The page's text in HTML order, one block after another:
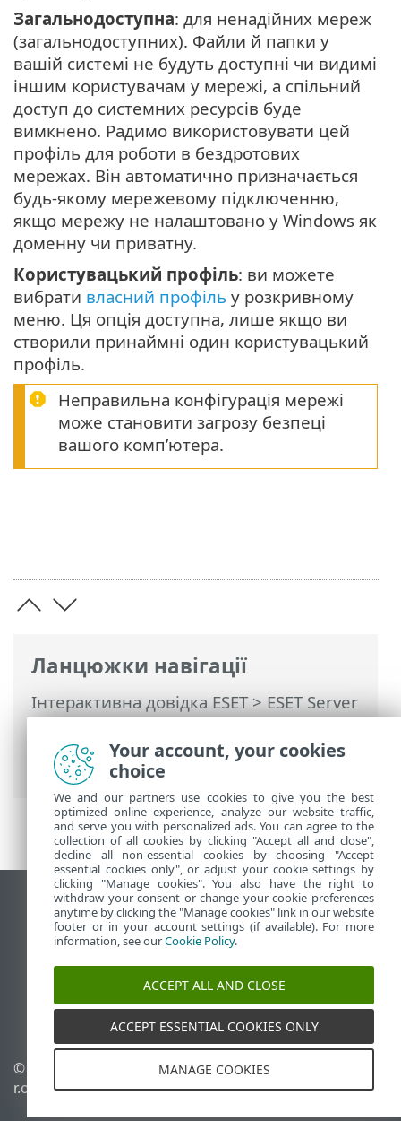
Ланцюжки навігації
Інтерактивна довідка ESET>ESET Server
Security>Використання ESET Server
Security >Налаштування>Мережа>
Налаштування захисту мережі
Загальнодоступна: для ненадійних мереж
(загальнодоступних). Файли й папки у
вашій системі не будуть доступні чи видимі
іншим користувачам у мережі, а спільний
доступ до системних ресурсів буде
вимкнено. Радимо використовувати цей
профіль для роботи в бездротових
мережах. Він автоматично призначається
будь-якому мережевому підключенню,
якщо мережу не налаштовано у Windows як
доменну чи приватну.
Користувацький профіль: ви можете
вибрати власний профіль у розкривному
меню. Ця опція доступна, лише якщо ви
створили принаймні один користувацький
профіль.
Неправильна конфігурація мережі
може становити загрозу безпеці
вашого комп’ютера.
Переглянути повну версію
End of Life
База знань ESET
Форум ESET
ESET Status Portal
Регіональна підтримка
©
ESET, spol. s
r.o. - Усі права захищено.
Керувати файлами cookie
Політика щодо файлів
Your account, your cookies
choice
We and our partners use cookies to give you the best
optimized online experience, analyze our website traffic,
and serve you with personalized ads. You can agree to the
collection of all cookies by clicking "Accept all and close",
decline all non-essential cookies by choosing "Accept
essential cookies only", or adjust your cookie settings by
clicking "Manage cookies". You also have the right to
withdraw your consent or change your cookie preferences
anytime by clicking the "Manage cookies" link in our website
footer or in your account settings (if available). For more
information, see ourCookie Policy.
ACCEPT ALL AND CLOSE
ACCEPT ESSENTIAL COOKIES ONLY
MANAGE COOKIES